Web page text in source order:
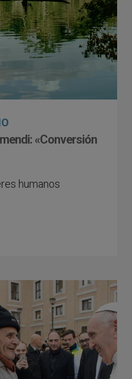
«Conversión
humanos